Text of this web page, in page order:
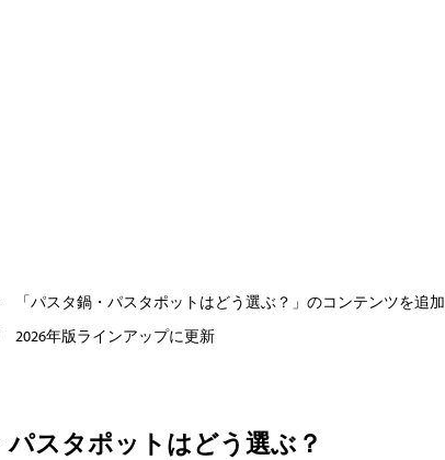
「パスタ鍋・パスタポットはどう選ぶ？」のコンテンツを追加
2026年版ラインアップに更新
スタポットはどう選ぶ？